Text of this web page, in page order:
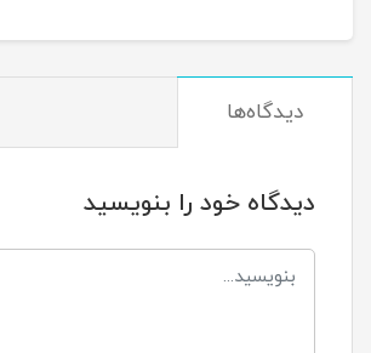
دیدگاه‌ها
دیدگاه خود را بنویسید